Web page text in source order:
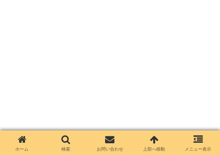
ホーム 検索 お問い合わせ 上部へ移動 メニュー表示